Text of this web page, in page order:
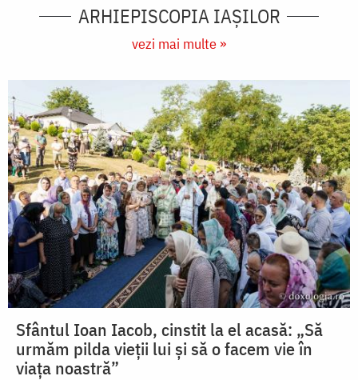
ARHIEPISCOPIA IAŞILOR
vezi mai multe »
Sfântul Ioan Iacob, cinstit la el acasă: „Să
urmăm pilda vieții lui și să o facem vie în
viața noastră”